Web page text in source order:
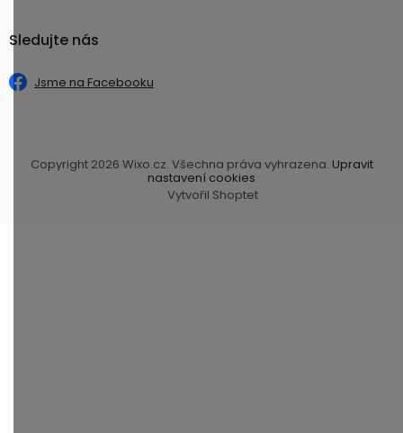
Sledujte nás
Jsme na Facebooku
Vytvořil Shoptet
Copyright 2026 Wixo.cz. Všechna práva vyhrazena. Upravit
nastavení cookies